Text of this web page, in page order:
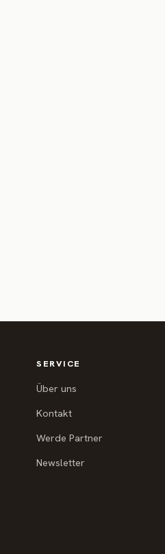
SERVICE
Über uns
Kontakt
Werde Partner
Newsletter